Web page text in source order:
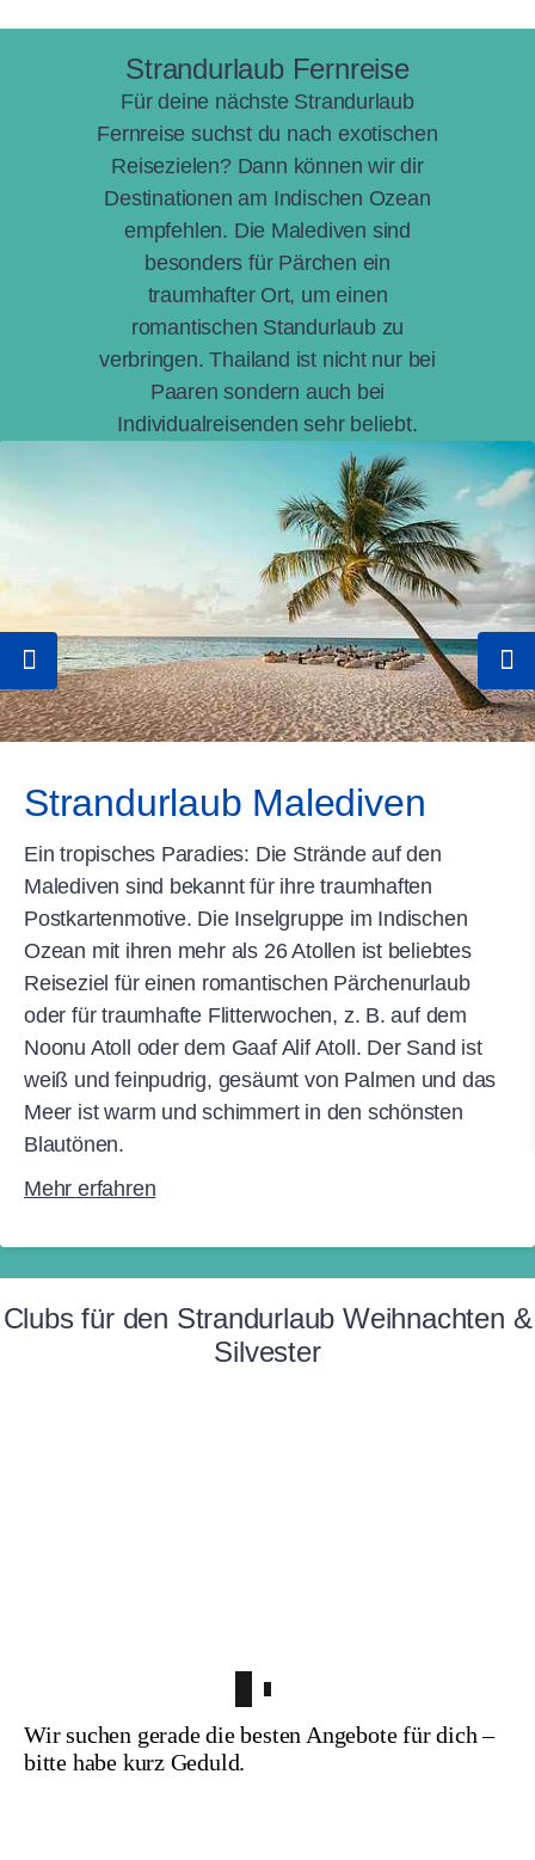
Strandurlaub Fernreise
Für deine nächste Strandurlaub
Fernreise suchst du nach exotischen
Reisezielen? Dann können wir dir
Destinationen am Indischen Ozean
empfehlen. Die Malediven sind
besonders für Pärchen ein
traumhafter Ort, um einen
romantischen Standurlaub zu
verbringen. Thailand ist nicht nur bei
Paaren sondern auch bei
Individualreisenden sehr beliebt.
Strandurlaub Malediven
Ein tropisches Paradies: Die Strände auf den
Malediven sind bekannt für ihre traumhaften
Postkartenmotive. Die Inselgruppe im Indischen
Ozean mit ihren mehr als 26 Atollen ist beliebtes
Reiseziel für einen romantischen Pärchenurlaub
oder für traumhafte Flitterwochen, z. B. auf dem
Noonu Atoll oder dem Gaaf Alif Atoll. Der Sand ist
weiß und feinpudrig, gesäumt von Palmen und das
Meer ist warm und schimmert in den schönsten
Blautönen.
Mehr erfahren
Clubs für den Strandurlaub Weihnachten &
Silvester
Wir suchen gerade die besten Angebote für dich –
bitte habe kurz Geduld.